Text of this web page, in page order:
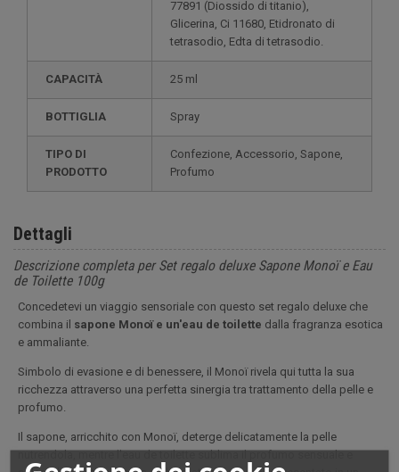
77891 (Diossido di titanio),
Glicerina, Ci 11680, Etidronato di
tetrasodio, Edta di tetrasodio.
CAPACITÀ 25 ml
BOTTIGLIA Spray
TIPO DI
PRODOTTO
Confezione, Accessorio, Sapone,
Profumo
Dettagli
Descrizione completa per Set regalo deluxe Sapone Monoï e Eau
de Toilette 100g
Concedetevi un viaggio sensoriale con questo set regalo deluxe che
combina il sapone Monoï e un'eau de toilette dalla fragranza esotica
e ammaliante.
Simbolo di evasione e di benessere, il Monoï rivela qui tutta la sua
ricchezza attraverso una perfetta sinergia tra trattamento della pelle e
profumo.
Il sapone, arricchito con Monoï, deterge delicatamente la pelle
nutrendola, mentre l'eau de toilette sublima il profumo sensuale e